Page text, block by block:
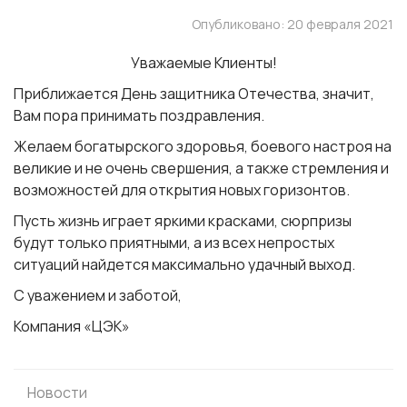
Опубликовано: 20 февраля 2021
Уважаемые Клиенты!
Приближается День защитника Отечества, значит,
Вам пора принимать поздравления.
Желаем богатырского здоровья, боевого настроя на
великие и не очень свершения, а также стремления и
возможностей для открытия новых горизонтов.
Пусть жизнь играет яркими красками, сюрпризы
будут только приятными, а из всех непростых
ситуаций найдется максимально удачный выход.
С уважением и заботой,
Компания «ЦЭК»
Новости